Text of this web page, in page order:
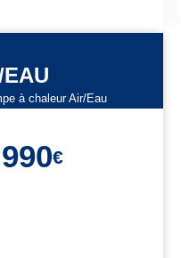
à chaleur Air/Eau
€